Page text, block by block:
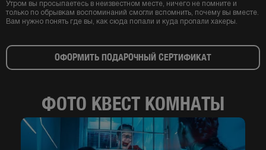
Утром вы просыпаетесь в неизвестном месте, ничего не помните и
только по обрывкам воспоминаний смогли вспомнить, почему вы вместе.
Вам нужно понять где вы, как сюда попали и куда пропали хакеры.
ОФОРМИТЬ ПОДАРОЧНЫЙ СЕРТИФИКАТ
ФОТО КВЕСТ КОМНАТЫ